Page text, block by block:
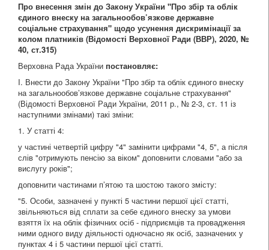
Про внесення змін до Закону України "Про збір та облік
єдиного внеску на загальнообов’язкове державне
соціальне страхування" щодо усунення дискримінації за
колом платників (Відомості Верховної Ради (ВВР), 2020, №
40, ст.315)
Верховна Рада України постановляє:
I. Внести до Закону України "Про збір та облік єдиного внеску
на загальнообов’язкове державне соціальне страхування"
(Відомості Верховної Ради України, 2011 р., № 2-3, ст. 11 із
наступними змінами) такі зміни:
1. У статті 4:
у частині четвертій цифру "4" замінити цифрами "4, 5", а після
слів "отримують пенсію за віком" доповнити словами "або за
вислугу років";
доповнити частинами п’ятою та шостою такого змісту:
"5. Особи, зазначені у пункті 5 частини першої цієї статті,
звільняються від сплати за себе єдиного внеску за умови
взяття їх на облік фізичних осіб - підприємців та провадження
ними одного виду діяльності одночасно як осіб, зазначених у
пунктах 4 і 5 частини першої цієї статті.